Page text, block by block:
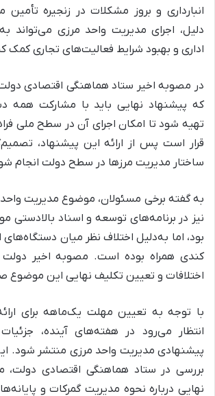
انبارداری و بروز مشکلات در زنجیره
دلیل، اجرای مدیریت واحد مرزی می‌تواند
اداری و بهبود شرایط فعالیت‌های تجاری کمک
در مصوبه اخیر ستاد هماهنگی اقتصادی
که پیشنهاد نهایی باید با مشارکت همه
تهیه شود تا امکان اجرای آن در سطح ملی
قرار است پس از ارائه این پیشنهاد،
ساختار مدیریت مرزها در سطح دولت انجام
به گفته برخی مسئولان، موضوع مدیریت
نیز در برنامه‌های توسعه و اسناد بالادستی
بود، اما به‌دلیل اختلاف نظر میان دستگاه‌های
کندی همراه بوده است. مصوبه اخیر
اختلافات و تعیین تکلیف نهایی این
با توجه به تعیین مهلت یک‌ماهه برای
انتظار می‌رود در هفته‌های آینده،
پیشنهادی مدیریت واحد مرزی منتشر شود.
بررسی در ستاد هماهنگی اقتصادی دولت،
نهایی درباره نحوه مدیریت گمرکات و